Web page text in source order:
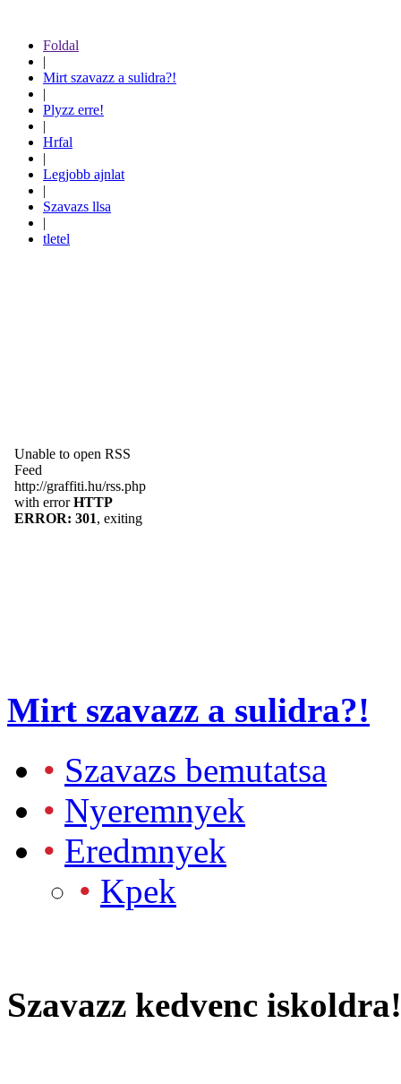
Foldal
|
Mirt szavazz a sulidra?!
|
Plyzz erre!
|
Hrfal
|
Legjobb ajnlat
|
Szavazs llsa
|
tletel
Mirt szavazz a sulidra?!
• Szavazs bemutatsa
• Nyeremnyek
• Eredmnyek
• Kpek
Szavazz kedvenc iskoldra!